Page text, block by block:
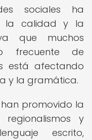
sociales ha
la calidad y la
que muchos
frecuente de
está afectando
y la gramática.
promovido la
regionalismos y
escrito,